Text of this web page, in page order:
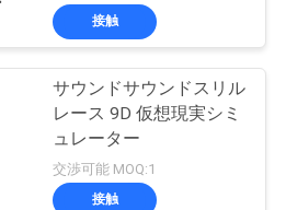
接触
サウンドサウンドスリル
レース 9D 仮想現実シミ
ュレーター
交渉可能 MOQ:1
接触